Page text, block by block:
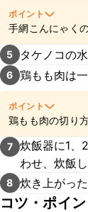
ポイント
手網こんにゃく
5 タケノコの
6 鶏もも肉は
ポイント
鶏もも肉の切り
7 炊飯器に1、
わせ、炊飯し
8 炊き上がっ
コツ・ポイン